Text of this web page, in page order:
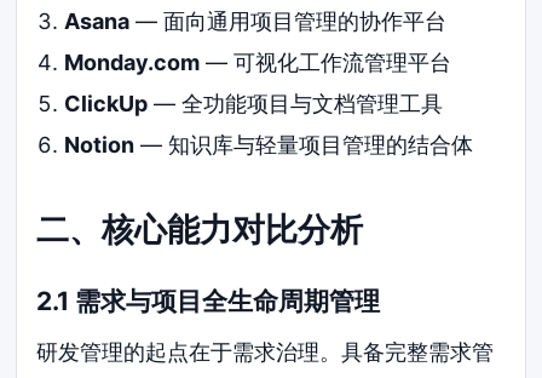
Asana— 面向通用项目管理的协作平台
Monday.com— 可视化工作流管理平台
ClickUp— 全功能项目与文档管理工具
Notion— 知识库与轻量项目管理的结合体
二、核心能力对比分析
2.1 需求与项目全生命周期管理
研发管理的起点在于需求治理。具备完整需求管